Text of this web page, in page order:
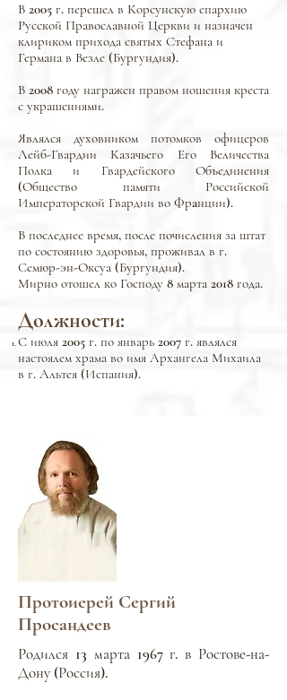
В 2005 г. перешел в Корсунскую епархию
Русской Православной Церкви и назначен
клириком прихода святых Стефана и
Германа в Везле (Бургундия).
В 2008 году награжен правом ношения креста
с украшениями.
Являлся духовником потомков офицеров
Лейб-Гвардии Казачьего Его Величества
Полка и Гвардейского Объединения
(Общество памяти Российской
Императорской Гвардии во Фрaнции).
В последнее время, после почисления за штат
по состоянию здоровья, проживал в г.
Семюр-эн-Оксуа (Бургундия).
Мирно отошел ко Господу 8 марта 2018 года.
Должности:
С июля 2005 г. по январь 2007 г. являлся
настоялем храма во имя Архангела Михаила
в г. Альтея (Испания).
Протоиерей Сергий
Просандеев
Родился 13 марта 1967 г. в Ростове-на-
Дону (Россия).